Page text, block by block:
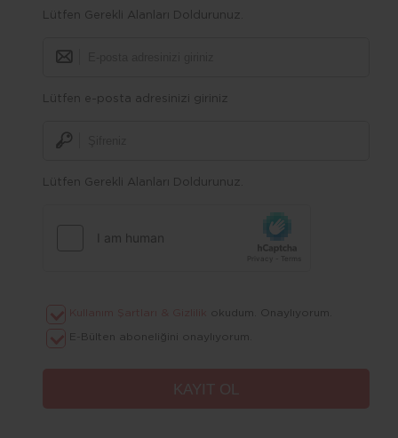
Lütfen Gerekli Alanları Doldurunuz.
Lütfen e-posta adresinizi giriniz
Lütfen Gerekli Alanları Doldurunuz.
okudum. Onaylıyorum.
E-Bülten aboneliğini onaylıyorum.